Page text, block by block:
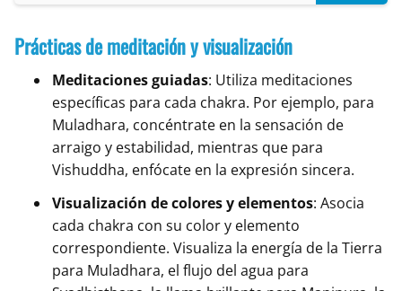
Prácticas de meditación y visualización
Meditaciones guiadas: Utiliza meditaciones
específicas para cada chakra. Por ejemplo, para
Muladhara, concéntrate en la sensación de
arraigo y estabilidad, mientras que para
Vishuddha, enfócate en la expresión sincera.
Visualización de colores y elementos: Asocia
cada chakra con su color y elemento
correspondiente. Visualiza la energía de la Tierra
para Muladhara, el flujo del agua para